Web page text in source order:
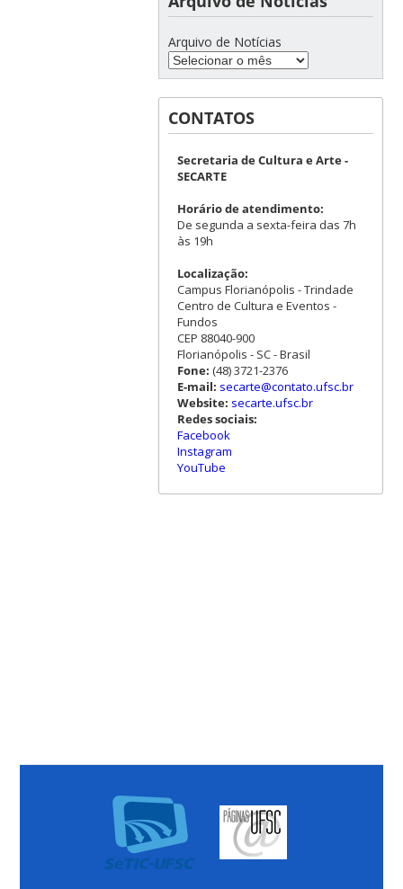
Arquivo de Notícias
CONTATOS
Secretaria de Cultura e Arte -
SECARTE
Horário de atendimento:
De segunda a sexta-feira das 7h
às 19h
Localização:
Campus Florianópolis - Trindade
Centro de Cultura e Eventos -
Fundos
CEP 88040-900
Florianópolis - SC - Brasil
Fone: (48) 3721-2376
E-mail: secarte@contato.ufsc.br
Website: secarte.ufsc.br
Redes sociais:
Facebook
Instagram
YouTube